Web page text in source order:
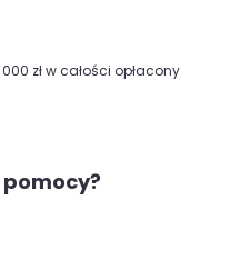
zł w całości opłacony